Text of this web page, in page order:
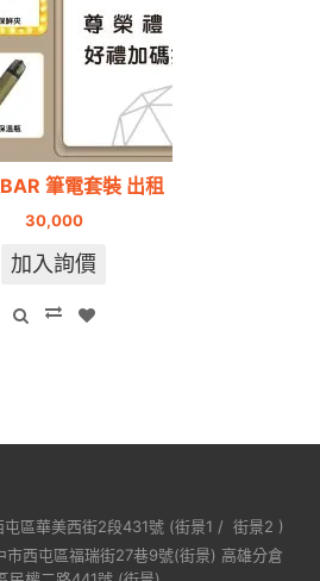
筆電套裝 出租
30,000
加入詢價
區華美西街2段431號 (街景1 / 街景2 )
西屯區福瑞街27巷9號(街景) 高雄分倉